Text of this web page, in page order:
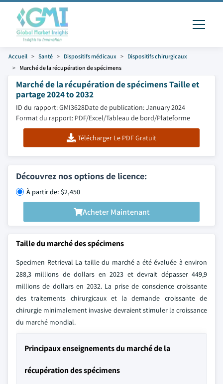
Accueil Santé Dispositifs médicaux
Dispositifs chirurgicaux
Marché de la récupération de spécimens
Marché de la récupération de spécimens Taille et
partage 2024 to 2032
ID du rapport: GMI3628Date de publication: January 2024
Format du rapport: PDF/Excel/Tableau de bord/Plateforme
Télécharger Le PDF Gratuit
Découvrez nos options de licence:
À partir de: $2,450
Acheter Maintenant
Taille du marché des spécimens
Specimen Retrieval La taille du marché a été évaluée à environ
288,3 millions de dollars en 2023 et devrait dépasser 449,9
millions de dollars en 2032. La prise de conscience croissante
des traitements chirurgicaux et la demande croissante de
chirurgie minimalement invasive devraient stimuler la croissance
du marché mondial.
Principaux enseignements du marché de la
récupération des spécimens